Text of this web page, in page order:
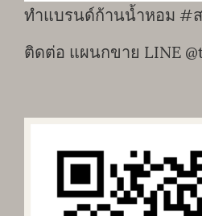
ทำแบรนด์ก้านน้ำหอม #
ติดต่อ แผนกขาย LINE